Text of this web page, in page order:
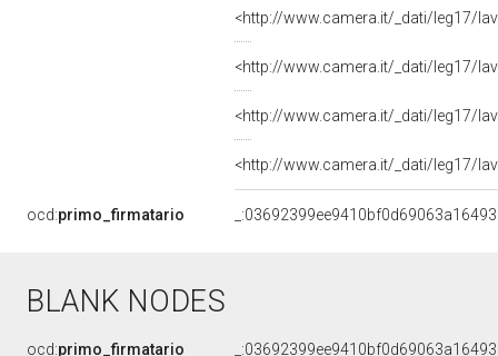
<http://www.camera.it/_dati/leg17/
<http://www.camera.it/_dati/leg17/
<http://www.camera.it/_dati/leg17/
<http://www.camera.it/_dati/leg17/
ocd:primo_firmatario
BLANK NODES
ocd:primo_firmatario